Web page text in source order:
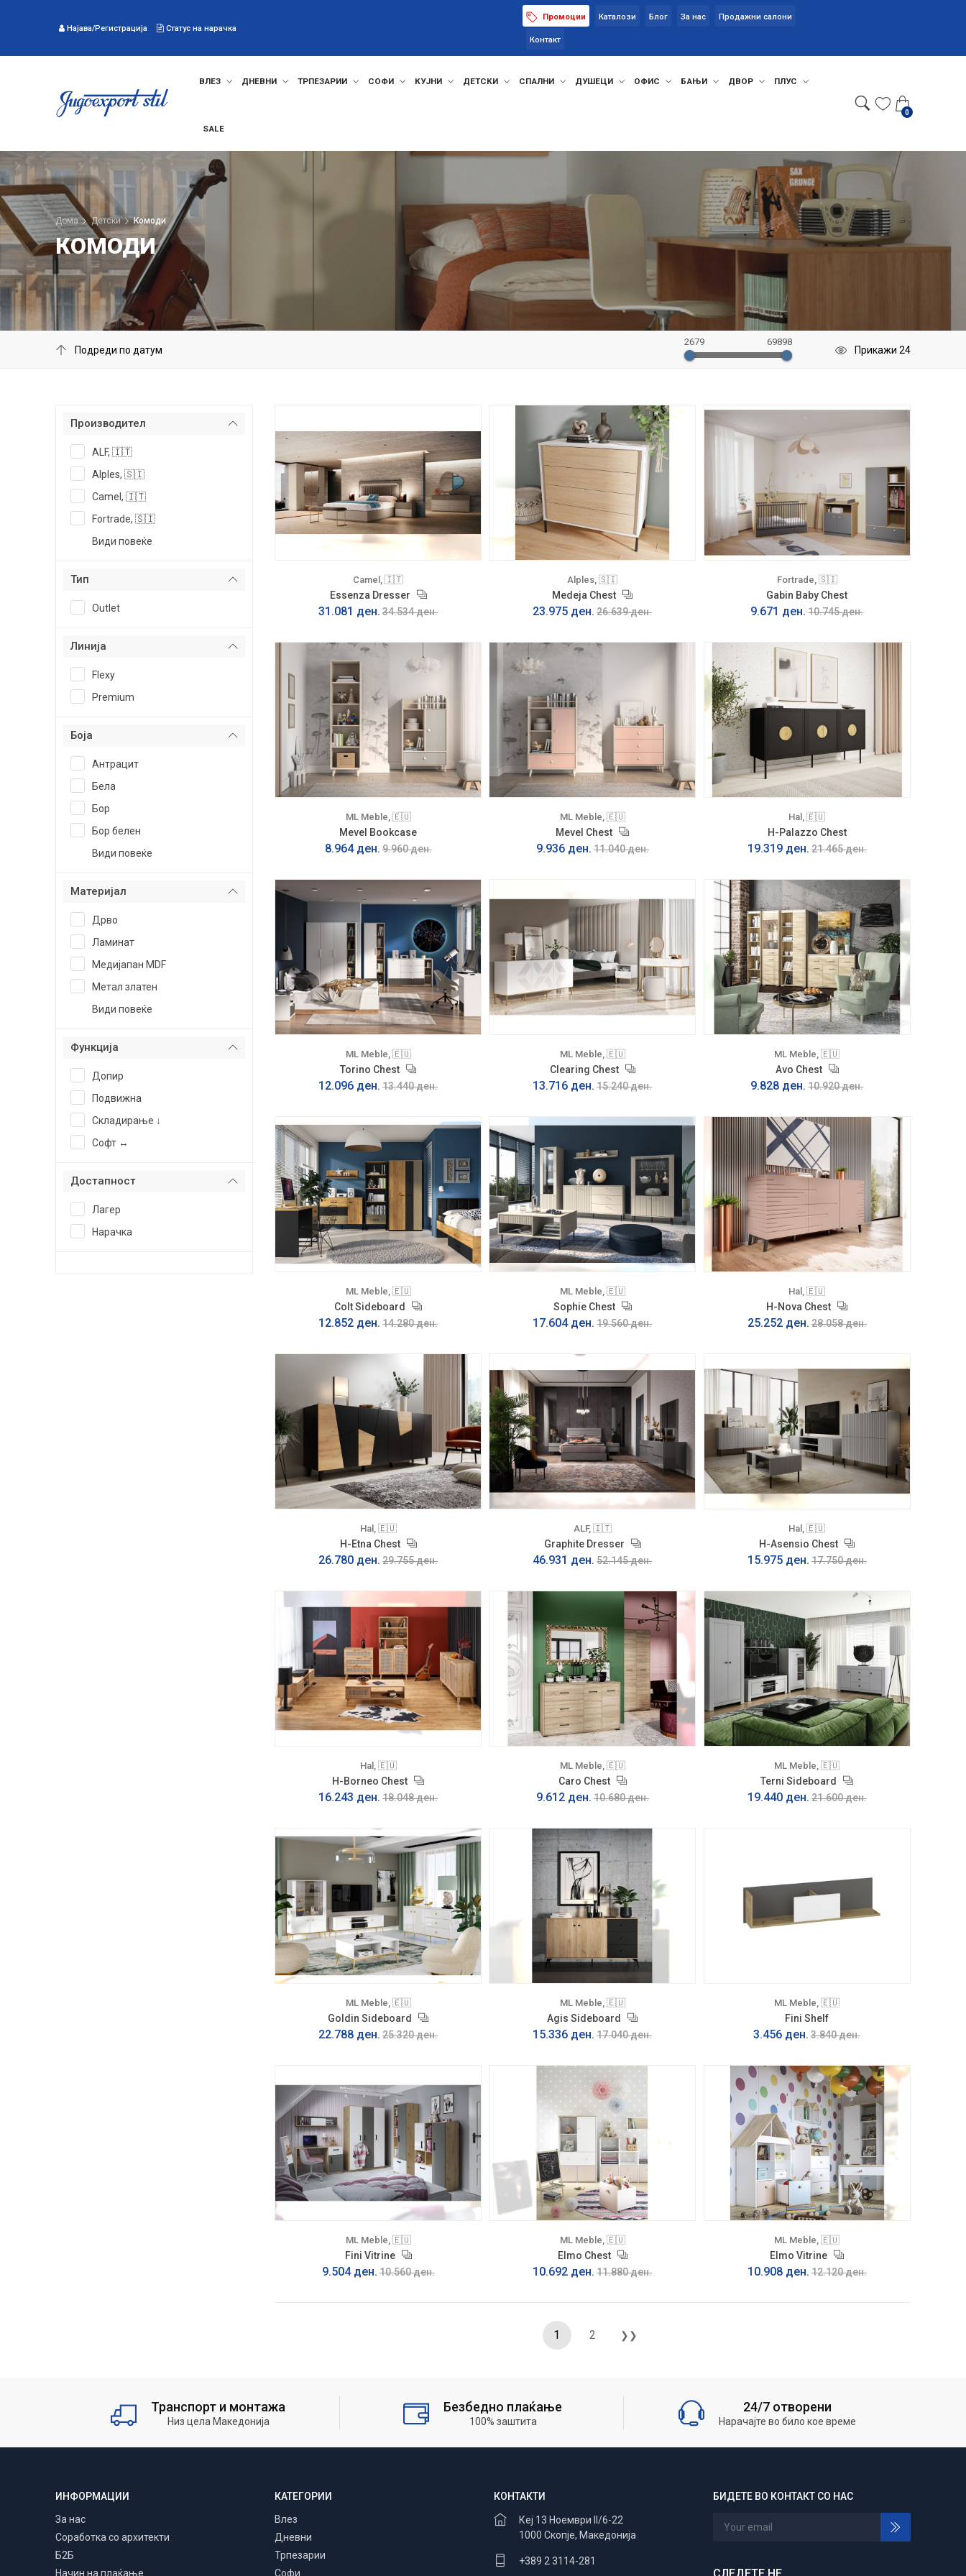
Најава/Регистрација Статус на нарачка
Промоции Каталози Блог За нас Продажни салони
Контакт
ВЛЕЗ ДНЕВНИ ТРПЕЗАРИИ СОФИ КУЈНИ ДЕТСКИ СПАЛНИ ДУШЕЦИ ОФИС БАЊИ ДВОР ПЛУС
SALE
0
Дома Детски Комоди
КОМОДИ
2679 69898
Производител
ALF, 🇮🇹
Alples, 🇸🇮
Camel, 🇮🇹
Fortrade, 🇸🇮
Види повеќе
Тип
Outlet
Линија
Flexy
Premium
Боја
Антрацит
Бела
Бор
Бор белен
Види повеќе
Материјал
Дрво
Ламинат
Медијапан MDF
Метал златен
Види повеќе
Функција
Допир
Подвижна
Складирање ↓
Софт ↔
Достапност
Лагер
Нарачка
Camel, 🇮🇹
Essenza Dresser
31.081 ден. 34.534 ден.
Alples, 🇸🇮
Medeja Chest
23.975 ден. 26.639 ден.
Fortrade, 🇸🇮
Gabin Baby Chest
9.671 ден. 10.745 ден.
ML Meble, 🇪🇺
Mevel Bookcase
8.964 ден. 9.960 ден.
ML Meble, 🇪🇺
Mevel Chest
9.936 ден. 11.040 ден.
Hal, 🇪🇺
H-Palazzo Chest
19.319 ден. 21.465 ден.
ML Meble, 🇪🇺
Torino Chest
12.096 ден. 13.440 ден.
ML Meble, 🇪🇺
Clearing Chest
13.716 ден. 15.240 ден.
ML Meble, 🇪🇺
Avo Chest
9.828 ден. 10.920 ден.
ML Meble, 🇪🇺
Colt Sideboard
12.852 ден. 14.280 ден.
ML Meble, 🇪🇺
Sophie Chest
17.604 ден. 19.560 ден.
Hal, 🇪🇺
H-Nova Chest
25.252 ден. 28.058 ден.
Hal, 🇪🇺
H-Etna Chest
26.780 ден. 29.755 ден.
ALF, 🇮🇹
Graphite Dresser
46.931 ден. 52.145 ден.
Hal, 🇪🇺
H-Asensio Chest
15.975 ден. 17.750 ден.
Hal, 🇪🇺
H-Borneo Chest
16.243 ден. 18.048 ден.
ML Meble, 🇪🇺
Caro Chest
9.612 ден. 10.680 ден.
ML Meble, 🇪🇺
Terni Sideboard
19.440 ден. 21.600 ден.
ML Meble, 🇪🇺
Goldin Sideboard
22.788 ден. 25.320 ден.
ML Meble, 🇪🇺
Agis Sideboard
15.336 ден. 17.040 ден.
ML Meble, 🇪🇺
Fini Shelf
3.456 ден. 3.840 ден.
ML Meble, 🇪🇺
Fini Vitrine
9.504 ден. 10.560 ден.
ML Meble, 🇪🇺
Elmo Chest
10.692 ден. 11.880 ден.
ML Meble, 🇪🇺
Elmo Vitrine
10.908 ден. 12.120 ден.
1 2 ❯❯
Транспорт и монтажа
Низ цела Македонија
Безбедно плаќање
100% заштита
24/7 отворени
Нарачајте во било кое време
ИНФОРМАЦИИ
За нас
Соработка со архитекти
Б2Б
Начин на плаќање
КАТЕГОРИИ
Влез
Дневни
Трпезарии
Софи
КОНТАКТИ
Кеј 13 Ноември II/6-22
1000 Скопје, Македонија
+389 2 3114-281
БИДЕТЕ ВО КОНТАКТ СО НАС